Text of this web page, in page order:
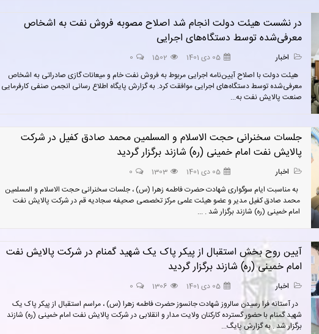
در نشست هیئت دولت انجام شد اصلاح مصوبه فروش نفت به اشخاص
معرفی‌شده توسط دستگاه‌های اجرایی
اخبار 05 دی 1401 1502
0
هیئت دولت با اصلاح آیین‌نامه اجرایی مربوط به فروش نفت خام و میعانات گازی صادراتی به اشخاص
معرفی‌شده توسط دستگاه‌های اجرایی موافقت کرد. به گزارش پایگاه اطلاع رسانی انجمن صنفی کارفرمایی
صنعت پالایش نفت به...
جلسات سخنرانی حجت الاسلام و المسلمین محمد صادق کفیل در شرکت
پالایش نفت امام خمینی (ره) شازند برگزار گردید
اخبار 05 دی 1401 1303
0
به مناسبت ایام سوگواری شهادت حضرت فاطمه زهرا (س) ، جلسات سخنرانی حجت الاسلام و المسلمین
محمد صادق کفیل مدیر و عضو هیئت علمی مرکز تخصصی صحیفه سجادیه قم در شرکت پالایش نفت
امام خمینی (ره) شازند برگزار شد . ...
آیین روح بخش استقبال از پیکر پاک یک شهید گمنام در شرکت پالایش نفت
امام خمینی (ره) شازند برگزار گردید
اخبار 05 دی 1401 1306
0
در آستانه فرا رسیدن سالروز شهادت جانسوز حضرت فاطمه زهرا (س) ، مراسم استقبال از پیکر پاک یک
شهید گمنام با حضور گسترده کارکنان ولایت مدار و انقلابی در شرکت پالایش نفت امام خمینی (ره) شازند
برگزار شد . به گزارش پایگ...